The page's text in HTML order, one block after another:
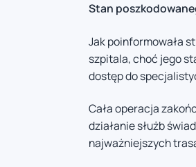
Stan
Jak poinformowała
szpitala, choć jego
dostęp do
Cała operacja
działanie służb
najważniejszych